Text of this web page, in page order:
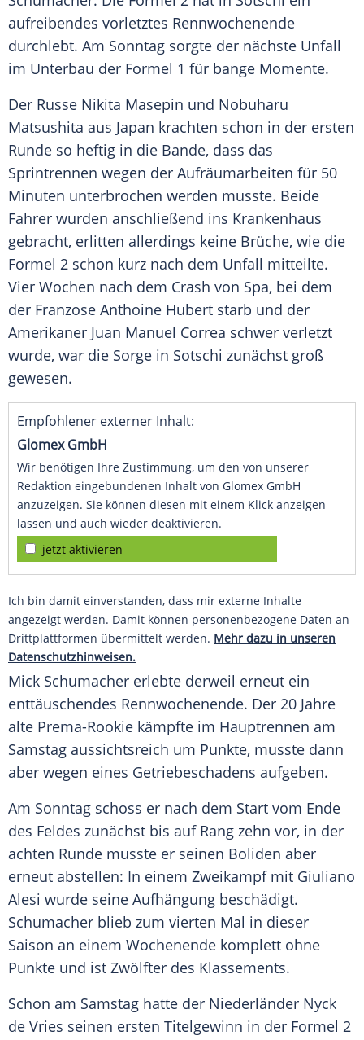
aufreibendes vorletztes Rennwochenende
durchlebt. Am Sonntag sorgte der nächste Unfall
im Unterbau der Formel 1 für bange Momente.
Der Russe Nikita Masepin und Nobuharu
Matsushita aus Japan krachten schon in der ersten
Runde so heftig in die Bande, dass das
Sprintrennen wegen der Aufräumarbeiten für 50
Minuten unterbrochen werden musste. Beide
Fahrer wurden anschließend ins Krankenhaus
gebracht, erlitten allerdings keine Brüche, wie die
Formel 2 schon kurz nach dem Unfall mitteilte.
Vier Wochen nach dem Crash von Spa, bei dem
der Franzose Anthoine Hubert starb und der
Amerikaner Juan Manuel Correa schwer verletzt
wurde, war die Sorge in Sotschi zunächst groß
gewesen.
Empfohlener externer Inhalt:
Glomex GmbH
Wir benötigen Ihre Zustimmung, um den von unserer
Redaktion eingebundenen Inhalt von Glomex GmbH
anzuzeigen. Sie können diesen mit einem Klick anzeigen
lassen und auch wieder deaktivieren.
jetzt aktivieren
Ich bin damit einverstanden, dass mir externe Inhalte
angezeigt werden. Damit können personenbezogene Daten an
Drittplattformen übermittelt werden. Mehr dazu in unseren
Datenschutzhinweisen.
Mick Schumacher erlebte derweil erneut ein
enttäuschendes Rennwochenende. Der 20 Jahre
alte Prema-Rookie kämpfte im Hauptrennen am
Samstag aussichtsreich um Punkte, musste dann
aber wegen eines Getriebeschadens aufgeben.
Am Sonntag schoss er nach dem Start vom Ende
des Feldes zunächst bis auf Rang zehn vor, in der
achten Runde musste er seinen Boliden aber
erneut abstellen: In einem Zweikampf mit Giuliano
Alesi wurde seine Aufhängung beschädigt.
Schumacher blieb zum vierten Mal in dieser
Saison an einem Wochenende komplett ohne
Punkte und ist Zwölfter des Klassements.
Schon am Samstag hatte der Niederländer Nyck
de Vries seinen ersten Titelgewinn in der Formel 2